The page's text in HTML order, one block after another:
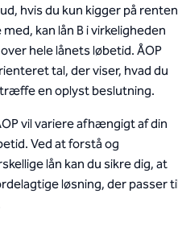
hvis du kun kigger på
kan lån B i virkeligheden
hele lånets løbetid. ÅOP
tal, der viser, hvad du
en oplyst beslutning.
vil variere afhængigt af din
Ved at forstå og
lån kan du sikre dig, at
løsning, der passer